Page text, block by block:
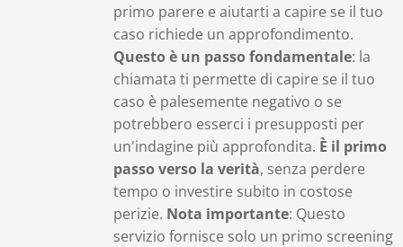
primo parere e aiutarti a capire se il tuo
caso richiede un approfondimento.
Questo è un passo fondamentale: la
chiamata ti permette di capire se il tuo
caso è palesemente negativo o se
potrebbero esserci i presupposti per
un'indagine più approfondita. È il primo
passo verso la verità, senza perdere
tempo o investire subito in costose
perizie. Nota importante: Questo
servizio fornisce solo un primo screening